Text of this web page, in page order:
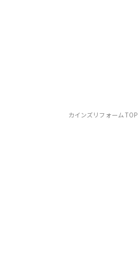
カインズリフォーム TOP